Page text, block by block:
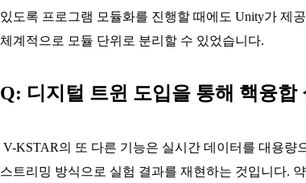
있도록 프로그램 모듈화를 진행할 때에도 Unity가 제
체계적으로 모듈 단위로 분리할 수 있었습니다.
Q: 디지털 트윈 도입을 통해 핵융합
V-KSTAR의 또 다른 기능은 실시간 데이터를 대용량
스트리밍 방식으로 실험 결과를 재현하는 것입니다.